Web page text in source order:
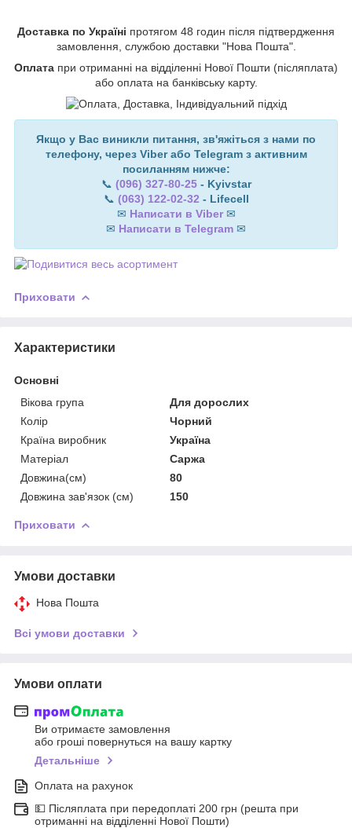
Доставка по Україні протягом 48 годин після підтвердження
замовлення, службою доставки "Нова Пошта".
Оплата при отриманні на відділенні Нової Пошти (післяплата)
або оплата на банківську карту.
Якщо у Вас виникли питання, зв'яжіться з нами по
телефону, через Viber або Telegram з активним
посиланням нижче:
📞 (096) 327-80-25- Kyivstar
📞 (063) 122-02-32 - Lifecell
✉ Написати в Viber ✉
✉ Написати в Telegram ✉
Приховати
Характеристики
Основні
Вікова група
Для дорослих
Колір
Чорний
Країна виробник
Україна
Матеріал
Саржа
Довжина(см)
80
Довжина зав'язок (см)
150
Приховати
Умови доставки
Нова Пошта
Всі умови доставки
Умови оплати
Ви отримаєте замовлення
або гроші повернуться на вашу картку
Детальніше
Оплата на рахунок
💵 Післяплата при передоплаті 200 грн (решта при
отриманні на відділенні Нової Пошти)